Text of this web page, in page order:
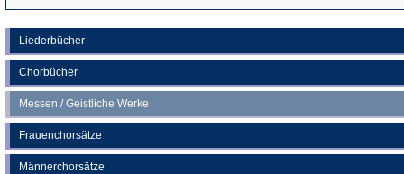
Liederbücher
Chorbücher
Messen / Geistliche Werke
Frauenchorsätze
Männerchorsätze
einem
neuen
Tab)
in
einem
neuen